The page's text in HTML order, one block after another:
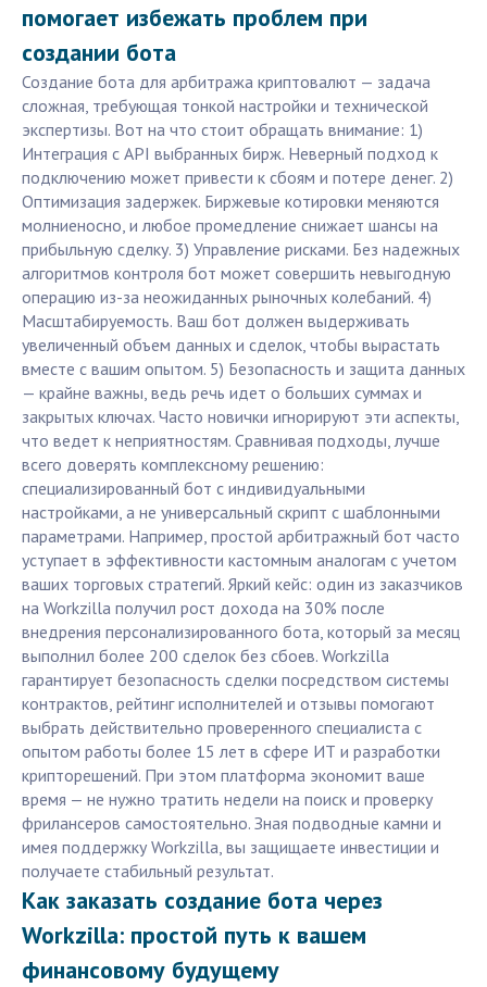
помогает избежать проблем при
создании бота
Создание бота для арбитража криптовалют — задача
сложная, требующая тонкой настройки и технической
экспертизы. Вот на что стоит обращать внимание: 1)
Интеграция с API выбранных бирж. Неверный подход к
подключению может привести к сбоям и потере денег. 2)
Оптимизация задержек. Биржевые котировки меняются
молниеносно, и любое промедление снижает шансы на
прибыльную сделку. 3) Управление рисками. Без надежных
алгоритмов контроля бот может совершить невыгодную
операцию из-за неожиданных рыночных колебаний. 4)
Масштабируемость. Ваш бот должен выдерживать
увеличенный объем данных и сделок, чтобы вырастать
вместе с вашим опытом. 5) Безопасность и защита данных
— крайне важны, ведь речь идет о больших суммах и
закрытых ключах. Часто новички игнорируют эти аспекты,
что ведет к неприятностям. Сравнивая подходы, лучше
всего доверять комплексному решению:
специализированный бот с индивидуальными
настройками, а не универсальный скрипт с шаблонными
параметрами. Например, простой арбитражный бот часто
уступает в эффективности кастомным аналогам с учетом
ваших торговых стратегий. Яркий кейс: один из заказчиков
на Workzilla получил рост дохода на 30% после
внедрения персонализированного бота, который за месяц
выполнил более 200 сделок без сбоев. Workzilla
гарантирует безопасность сделки посредством системы
контрактов, рейтинг исполнителей и отзывы помогают
выбрать действительно проверенного специалиста с
опытом работы более 15 лет в сфере ИТ и разработки
крипторешений. При этом платформа экономит ваше
время — не нужно тратить недели на поиск и проверку
фрилансеров самостоятельно. Зная подводные камни и
имея поддержку Workzilla, вы защищаете инвестиции и
получаете стабильный результат.
Как заказать создание бота через
Workzilla: простой путь к вашем
финансовому будущему